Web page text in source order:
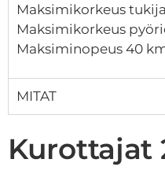
Maksimikorkeus
Maksimikorkeus
Maksiminopeus 40
MITAT
Kurottajat